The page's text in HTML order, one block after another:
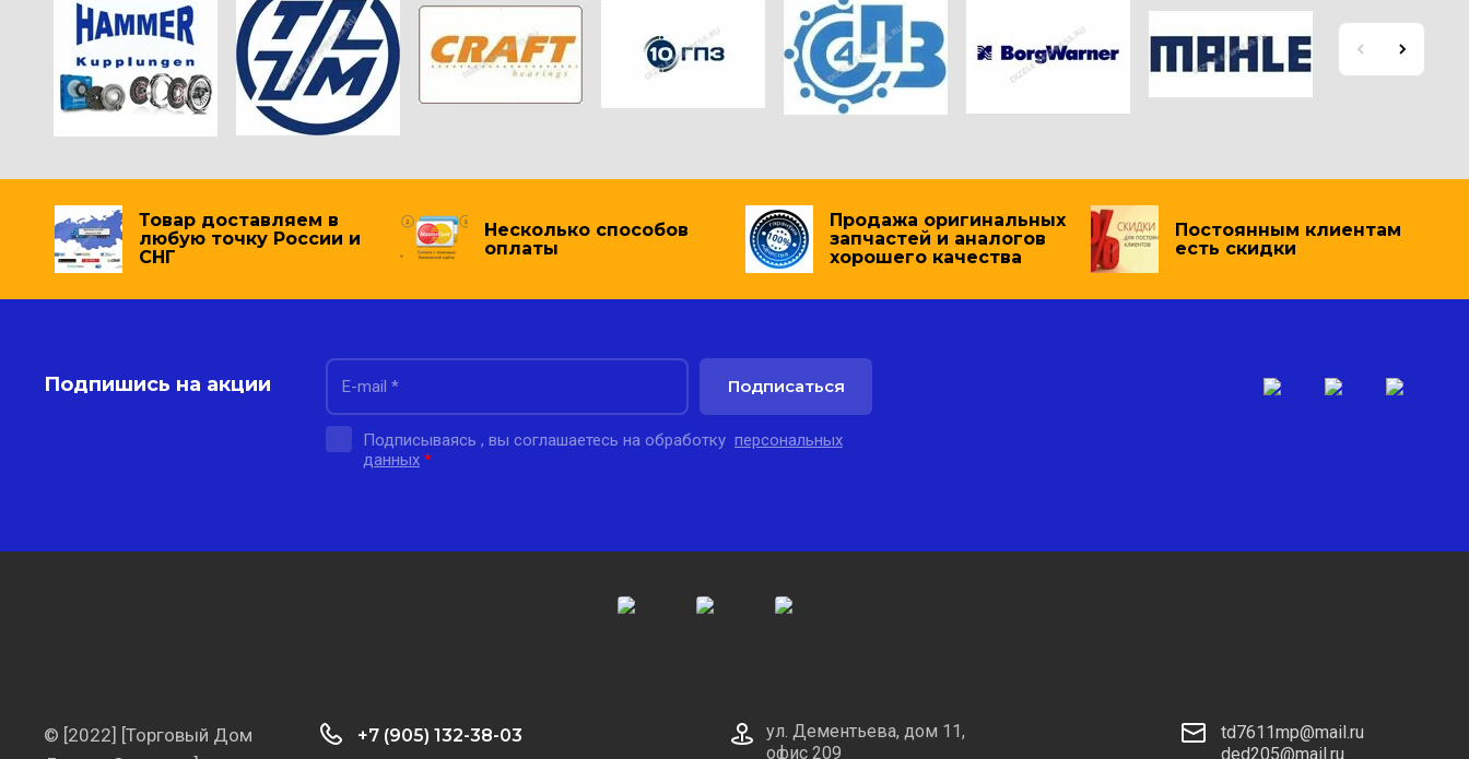
Товар доставляем в
любую точку России и
СНГ
Несколько способов
оплаты
Продажа оригинальных
запчастей и аналогов
хорошего качества
Постоянным клиентам
есть скидки
Подпишись на акции
Подписываясь , вы соглашаетесь на обработку персональных
данных *
Подписаться
© [2022] [Торговый Дом
+7 (905) 132-38-03
ул. Дементьева, дом 11,
офис 209
td7611mp@mail.ru
ded205@mail.ru